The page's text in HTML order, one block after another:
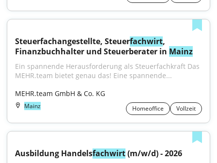
Steuerfachangestellte, Steuerfachwirt,
Finanzbuchhalter und Steuerberater in Mainz
Ein spannende Herausforderung als Steuerfachkraft Das
MEHR.team bietet genau das! Eine spannende...
MEHR.team GmbH & Co. KG
Mainz Homeoffice Vollzeit
Ausbildung Handelsfachwirt (m/w/d) - 2026